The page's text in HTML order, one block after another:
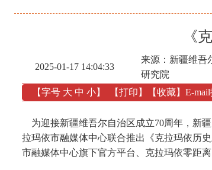
《
2025-01-17 14:04:33
来源：新疆维吾
研究院
【字号 大 中 小】 【打印 】 【收藏】 E-
为迎接新疆维吾尔自治区成立70周年，新
拉玛依市融媒体中心联合推出《克拉玛依历
市融媒体中心旗下官方平台、克拉玛依零距